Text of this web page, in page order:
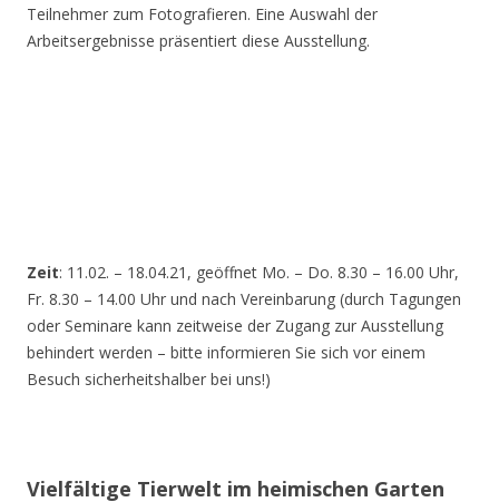
Teilnehmer zum Fotografieren. Eine Auswahl der
Arbeitsergebnisse präsentiert diese Ausstellung.
Zeit: 11.02. – 18.04.21, geöffnet Mo. – Do. 8.30 – 16.00 Uhr,
Fr. 8.30 – 14.00 Uhr und nach Vereinbarung (durch Tagungen
oder Seminare kann zeitweise der Zugang zur Ausstellung
behindert werden – bitte informieren Sie sich vor einem
Besuch sicherheitshalber bei uns!)
Vielfältige Tierwelt im heimischen Garten